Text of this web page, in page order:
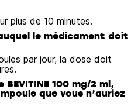
plus de 10 minutes.
le médicament doit
par jour, la dose doit
100 mg/2 ml,
que vous n’auriez